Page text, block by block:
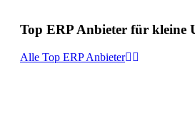
Top ERP Anbieter für kleine
Alle Top ERP Anbieter